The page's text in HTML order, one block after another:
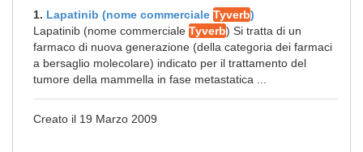
1. Lapatinib (nome commerciale Tyverb)
Lapatinib (nome commerciale Tyverb) Si tratta di un
farmaco di nuova generazione (della categoria dei farmaci
a bersaglio molecolare) indicato per il trattamento del
tumore della mammella in fase metastatica ...
Creato il 19 Marzo 2009